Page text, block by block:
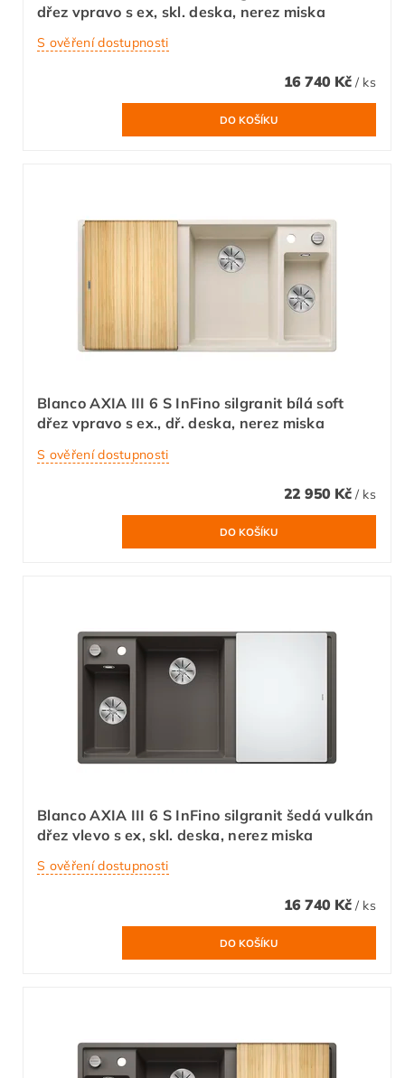
dřez vpravo s ex, skl. deska, nerez miska
S ověření dostupnosti
16 740 Kč / ks
Blanco AXIA III 6 S InFino silgranit bílá soft
dřez vpravo s ex., dř. deska, nerez miska
S ověření dostupnosti
22 950 Kč / ks
Blanco AXIA III 6 S InFino silgranit šedá vulkán
dřez vlevo s ex, skl. deska, nerez miska
S ověření dostupnosti
16 740 Kč / ks